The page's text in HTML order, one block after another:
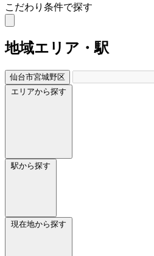
こだわり条件で探す
地域エリア・駅
仙台市宮城野区
エリアから探す
駅から探す
現在地から探す